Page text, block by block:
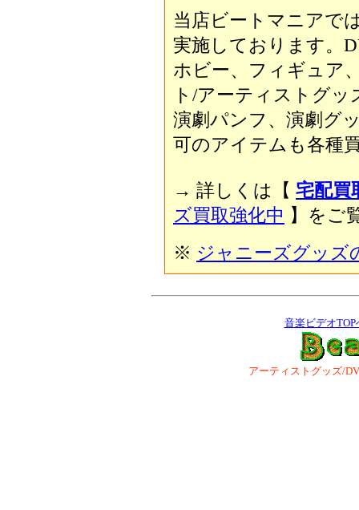
当店ビートマニアで
実施しております。
ホビー、フィギュア
ト/アーティストグッ
演劇パンフ、演劇グ
可のアイテムも各種
→ 詳しくは【 宅配買
ズ買取強化中 】をご
※ ジャニーズグッズ
音楽ビデオTOP
アーティストグッズ/